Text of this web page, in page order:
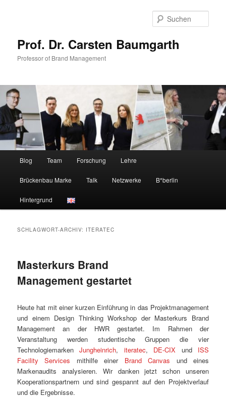
Prof. Dr. Carsten Baumgarth
Professor of Brand Management
Blog Team Forschung Lehre
Brückenbau Marke Talk Netzwerke B*berlin
Hintergrund
SCHLAGWORT-ARCHIV: ITERATEC
Masterkurs Brand
Management gestartet
Heute hat mit einer kurzen Einführung in das Projektmanagement
und einem Design Thinking Workshop der Masterkurs Brand
Management an der HWR gestartet. Im Rahmen der
Veranstaltung werden studentische Gruppen die vier
TechnologiemarkenJungheinrich, iteratec, DE-CIX und ISS
Facility Services mithilfe einer Brand Canvas und eines
Markenaudits analysieren. Wir danken jetzt schon unseren
Kooperationspartnern und sind gespannt auf den Projektverlauf
und die Ergebnisse.